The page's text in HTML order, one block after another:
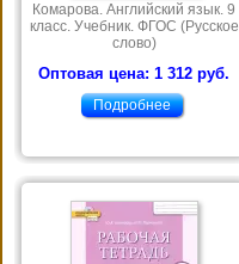
Комарова. Английский язык. 9
класс. Учебник. ФГОС (Русское
слово)
Оптовая цена: 1 312 руб.
Подробнее